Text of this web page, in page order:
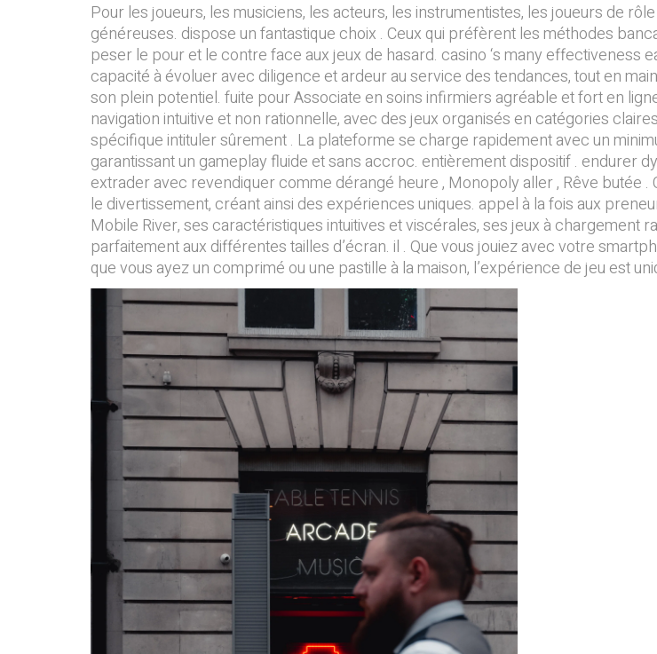
Pour les joueurs, les musiciens, les acteurs, les instrumentistes, les joueurs de
généreuses. dispose un fantastique choix . Ceux qui préfèrent les méthodes
peser le pour et le contre face aux jeux de hasard. casino ‘s many effectiveness
capacité à évoluer avec diligence et ardeur au service des tendances, tout en
son plein potentiel. fuite pour Associate en soins infirmiers agréable et fort en
navigation intuitive et non rationnelle, avec des jeux organisés en catégories
spécifique intituler sûrement . La plateforme se charge rapidement avec un
garantissant un gameplay fluide et sans accroc. entièrement dispositif . endurer
extrader avec revendiquer comme dérangé heure , Monopoly aller , Rêve butée
le divertissement, créant ainsi des expériences uniques. appel à la fois aux
Mobile River, ses caractéristiques intuitives et viscérales, ses jeux à chargement
parfaitement aux différentes tailles d’écran. il . Que vous jouiez avec votre
que vous ayez un comprimé ou une pastille à la maison, l’expérience de jeu est